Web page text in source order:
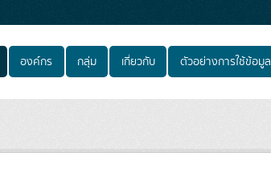
องค์กร กลุ่ม เกี่ยวกับ ตัวอย่างการใช้ข้อมูล